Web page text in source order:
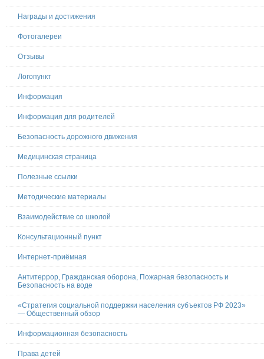
Награды и достижения
Фотогалереи
Отзывы
Логопункт
Информация
Информация для родителей
Безопасность дорожного движения
Медицинская страница
Полезные ссылки
Методические материалы
Взаимодействие со школой
Консультационный пункт
Интернет-приёмная
Антитеррор, Гражданская оборона, Пожарная безопасность и
Безопасность на воде
«Стратегия социальной поддержки населения субъектов РФ 2023»
— Общественный обзор
Информационная безопасность
Права детей